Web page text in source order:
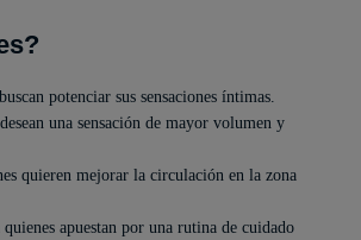
potenciar sus sensaciones íntimas.
una sensación de mayor volumen y
quieren mejorar la circulación en la zona
quienes apuestan por una rutina de cuidado